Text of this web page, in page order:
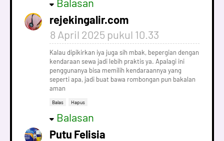
rejekingalir.com
8 April 2025 pukul 10.33
Kalau dipikirkan iya juga sih mbak, bepergian dengan
kendaraan sewa jadi lebih praktis ya. Apalagi ini
penggunanya bisa memilih kendaraannya yang
seperti apa, jadi buat bawa rombongan pun bakalan
aman
Balas Hapus
Balasan
Putu Felisia